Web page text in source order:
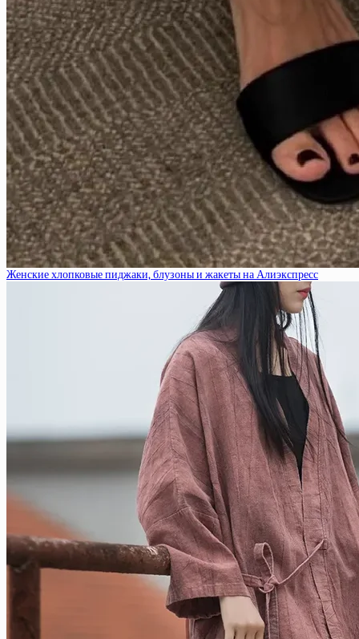
Женские хлопковые пиджаки, блузоны и жакеты на Алиэкспресс